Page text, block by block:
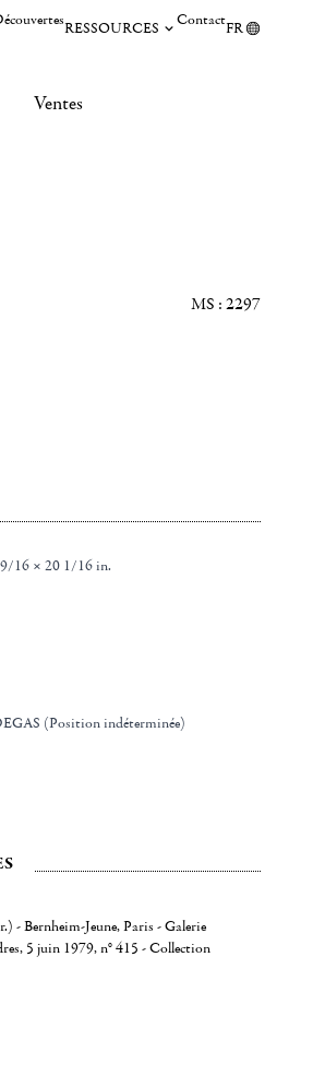
RESSOURCES ContactFR
Ventes
MS : 2297
16 × 20 1/16 in.
(Position indéterminée)
- Bernheim-Jeune, Paris - Galerie
5 juin 1979, n° 415 - Collection